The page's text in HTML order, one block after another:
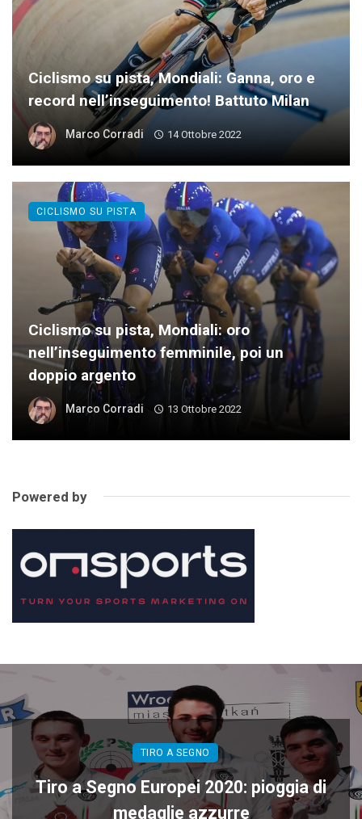
Ciclismo su pista, Mondiali: Ganna, oro e
record nell’inseguimento! Battuto Milan
Marco Corradi 14 Ottobre 2022
Ciclismo su pista, Mondiali: oro
nell’inseguimento femminile, poi un
doppio argento
Marco Corradi 13 Ottobre 2022
CICLISMO SU PISTA
Powered by
TIRO A SEGNO
Tiro a Segno Europei 2020: pioggia di
medaglie azzurre